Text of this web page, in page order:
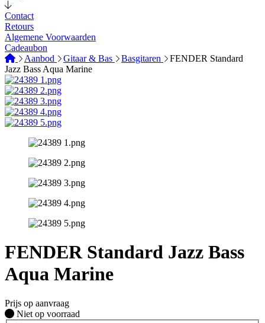
Contact
Retours
Algemene Voorwaarden
Cadeaubon
Aanbod
Gitaar & Bas Basgitaren
FENDER Standard
Jazz Bass Aqua Marine
FENDER Standard Jazz Bass
Aqua Marine
Prijs op aanvraag
Fysiek voorradig
Niet op voorraad